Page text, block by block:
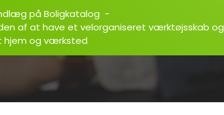
på Boligkatalog -
af at have et velorganiseret værktøjsskab og
hjem og værksted